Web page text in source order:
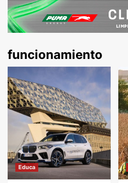
funcionamiento
Educa